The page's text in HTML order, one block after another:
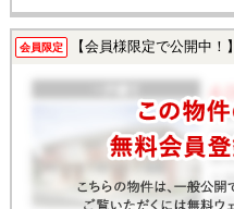
会員限定 【会員様限定で公開中！】